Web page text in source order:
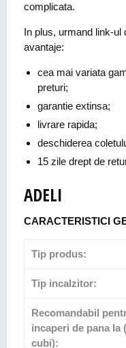
complicata.
In plus, urmand link-ul
avantaje:
cea mai variata
preturi;
garantie extinsa;
livrare rapida;
deschiderea
15 zile drept de
ADELI
CARACTERISTICI
Tip produs:
Tip incalzitor:
Recomandabil
incaperi de pana la
cubi):